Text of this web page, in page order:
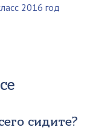
2016 год
сидите?